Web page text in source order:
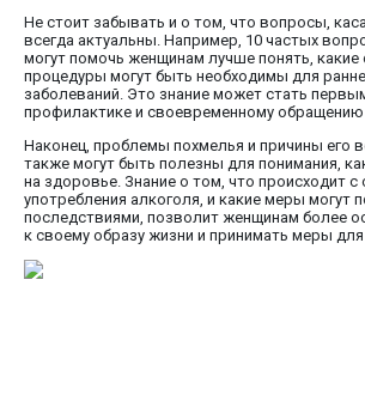
Не стоит забывать и о том, что вопросы,
всегда актуальны. Например, 10 частых
могут помочь женщинам лучше понять, какие
процедуры могут быть необходимы для
заболеваний. Это знание может стать
профилактике и своевременному обращению
Наконец, проблемы похмелья и причины его
также могут быть полезны для понимания,
на здоровье. Знание о том, что происходит
употребления алкоголя, и какие меры могут
последствиями, позволит женщинам более
к своему образу жизни и принимать меры